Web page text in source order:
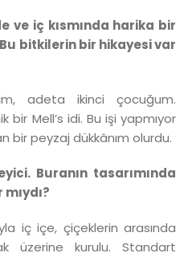
ve iç kısmında harika bir
bitkilerin bir hikayesi var
adeta ikinci çocuğum.
Mell’s idi. Bu işi yapmıyor
bir peyzaj dükkânım olurdu.
Buranın tasarımında
iç içe, çiçeklerin arasında
üzerine kurulu. Standart